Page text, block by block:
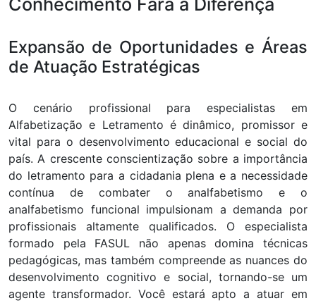
Conhecimento Fará a Diferença
Expansão de Oportunidades e Áreas
de Atuação Estratégicas
O cenário profissional para especialistas em
Alfabetização e Letramento é dinâmico, promissor e
vital para o desenvolvimento educacional e social do
país. A crescente conscientização sobre a importância
do letramento para a cidadania plena e a necessidade
contínua de combater o analfabetismo e o
analfabetismo funcional impulsionam a demanda por
profissionais altamente qualificados. O especialista
formado pela FASUL não apenas domina técnicas
pedagógicas, mas também compreende as nuances do
desenvolvimento cognitivo e social, tornando-se um
agente transformador. Você estará apto a atuar em